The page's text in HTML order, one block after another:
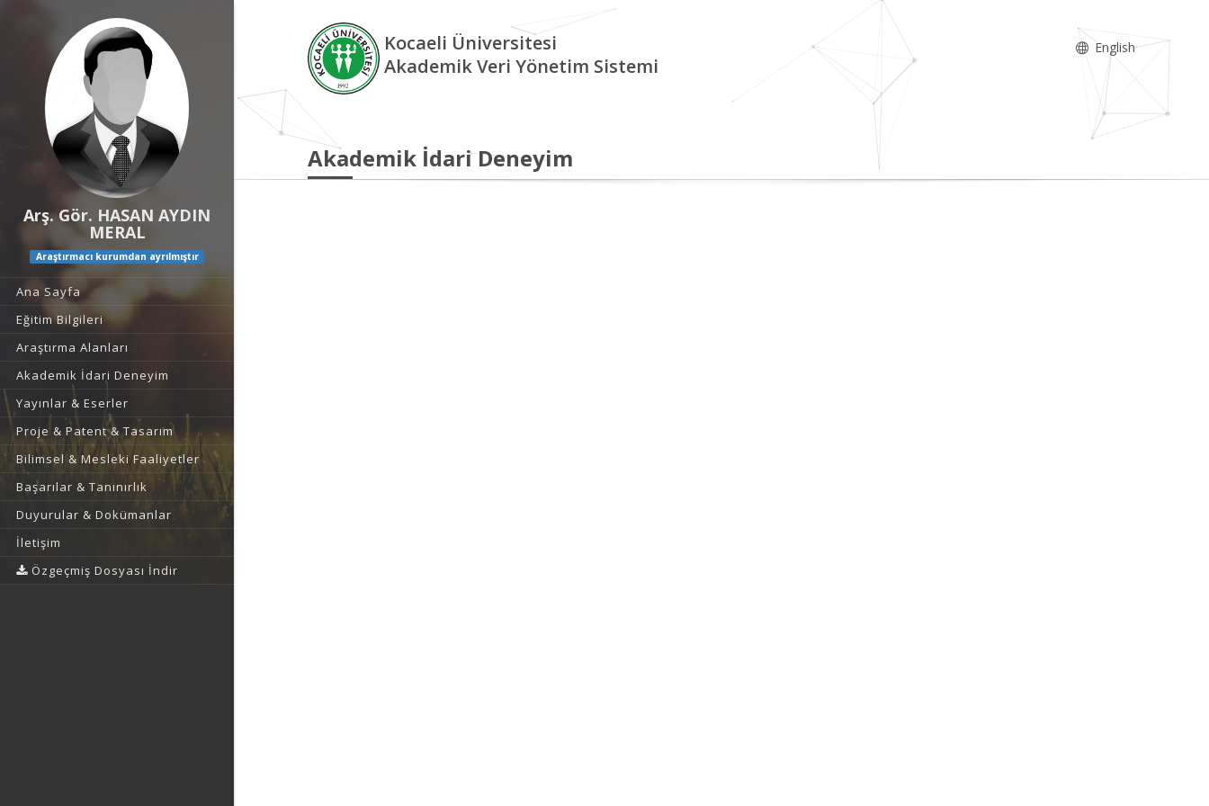
Arş. Gör. HASAN AYDIN
MERAL
Araştırmacı kurumdan ayrılmıştır
Ana Sayfa
Eğitim Bilgileri
Araştırma Alanları
Akademik İdari Deneyim
Yayınlar & Eserler
Proje & Patent & Tasarım
Bilimsel & Mesleki Faaliyetler
Başarılar & Tanınırlık
Duyurular & Dokümanlar
İletişim
Özgeçmiş Dosyası İndir
Kocaeli Üniversitesi
Akademik Veri Yönetim Sistemi
English
Akademik İdari Deneyim